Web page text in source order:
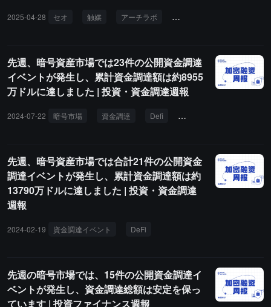
2025-04-28 セオ 触媒 アーチラボ アナログ
先週、暗号資産市場では23件の公開資金調達
イベントが発生し、累計資金調達額は約8955
万ドルに達しました | 投資・資金調達週報
2024-07-22 暗号市場 資金調達 Defi インフラ
先週、暗号資産市場では合計21件の公開資金
調達イベントが発生し、累計資金調達額は約
13790万ドルに達しました | 投資・資金調達
週報
2024-02-19 資金調達イベント DeFi
先週の暗号市場では、15件の公開資金調達イ
ベントが発生し、資金調達総額は安定を保っ
ています | 投資ファイナンス週報